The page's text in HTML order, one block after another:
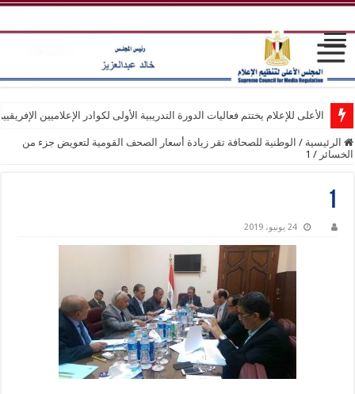
الأعلى للإعلام يختتم فعاليات الدورة التدريبية الأولى لكوادر الإعلاميين
الرئيسية / الوطنية للصحافة تقر زيادة أسعار الصحف القومية لتعويض جزء من
الخسائر /
1
1
24 يونيو، 2019